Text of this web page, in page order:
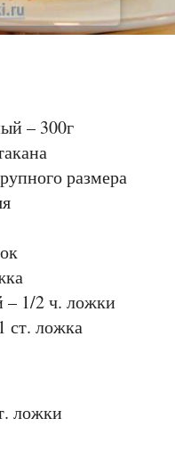
– 300г
размера
– 1/2 ч. ложки
ст. ложка
ложки